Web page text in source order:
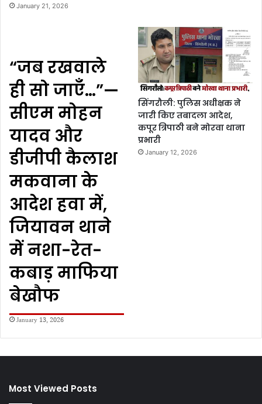
January 21, 2026
“जब रखवाले
ही सो जाएँ…”—
सीएम मोहन
यादव और
डीजीपी कैलाश
मकवाना के
आदेश हवा में,
जियावन थाने
में नशा-रेत-
कबाड़ माफिया
बेखौफ
January 13, 2026
सिंगरौली: पुलिस अधीक्षक ने
जारी किए तबादला आदेश,
कपूर त्रिपाठी बने मोरवा थाना
प्रभारी
January 12, 2026
Most Viewed Posts